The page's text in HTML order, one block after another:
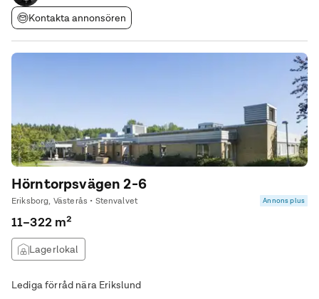
Kontakta annonsören
Hörntorpsvägen 2-6
Eriksborg, Västerås • Stenvalvet Annons plus
11–322 m²
Lagerlokal
Lediga förråd nära Erikslund